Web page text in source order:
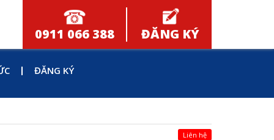
0911 066 388 ĐĂNG KÝ
ĐĂNG KÝ
Liên hệ